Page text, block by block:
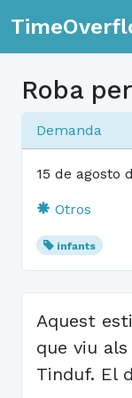
Roba
Demanda
15 de agosto
Otros
infants
Aquest
que viu
Tinduf. El